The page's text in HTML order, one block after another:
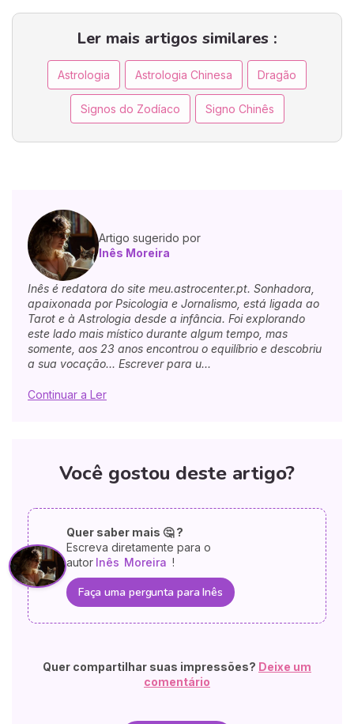
Ler mais artigos similares :
Astrologia Astrologia Chinesa Dragão
Signos do Zodíaco Signo Chinês
Artigo sugerido por
Inês Moreira
Inês é redatora do site meu.astrocenter.pt. Sonhadora,
apaixonada por Psicologia e Jornalismo, está ligada ao
Tarot e à Astrologia desde a infância. Foi explorando
este lado mais místico durante algum tempo, mas
somente, aos 23 anos encontrou o equilíbrio e descobriu
a sua vocação... Escrever para u...
Continuar a Ler
Você gostou deste artigo?
Quer saber mais 🤔 ?
Escreva diretamente para o
autor Inês Moreira !
Faça uma pergunta para Inês
Quer compartilhar suas impressões? Deixe um
comentário